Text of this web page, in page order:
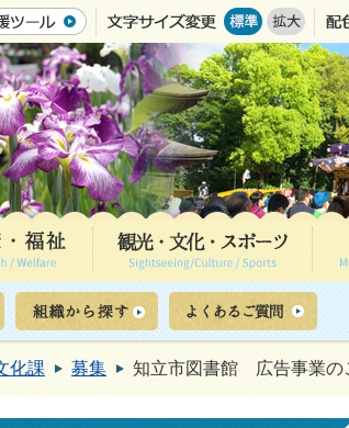
化課 募集 知立市図書館 広告事業の